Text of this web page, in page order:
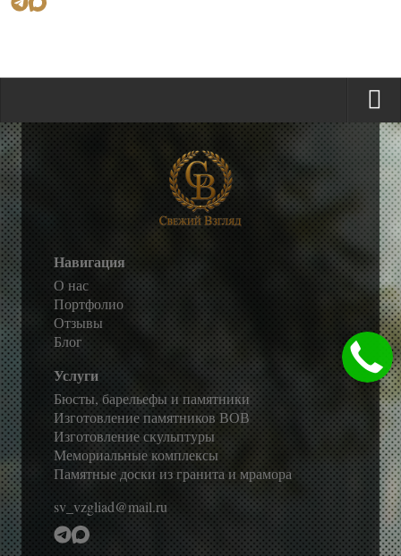
Навигация
О нас
Портфолио
Отзывы
Блог
Услуги
Бюсты, барельефы и памятники
Изготовление памятников ВОВ
Изготовление скульптуры
Мемориальные комплексы
Памятные доски из гранита и мрамора
sv_vzgliad@mail.ru